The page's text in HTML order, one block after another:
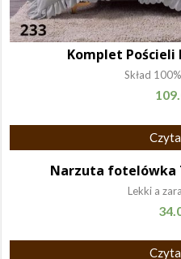
Komplet Pościeli
Skład
Narzuta fotelówka
Lekki a